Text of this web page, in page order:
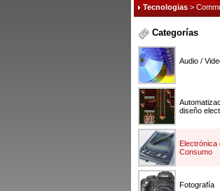
Tecnologias >
...
Categorías
Audio /
diseño
Electrónica
Consumo
Fotografía